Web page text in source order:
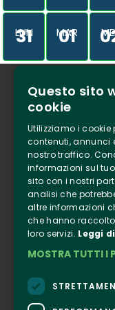
LUN
31 MAR
01
Questo sito
cookie
Utilizziamo i cookie
contenuti, annunci
nostro traffico.
informazioni sul
sito con i nostri
analisi che
altre informazioni
che hanno
loro servizi. Leggi
MOSTRA TUTTI I